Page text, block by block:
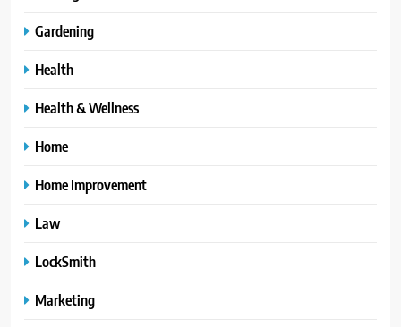
Gardening
Health
Health & Wellness
Home
Home Improvement
Law
LockSmith
Marketing